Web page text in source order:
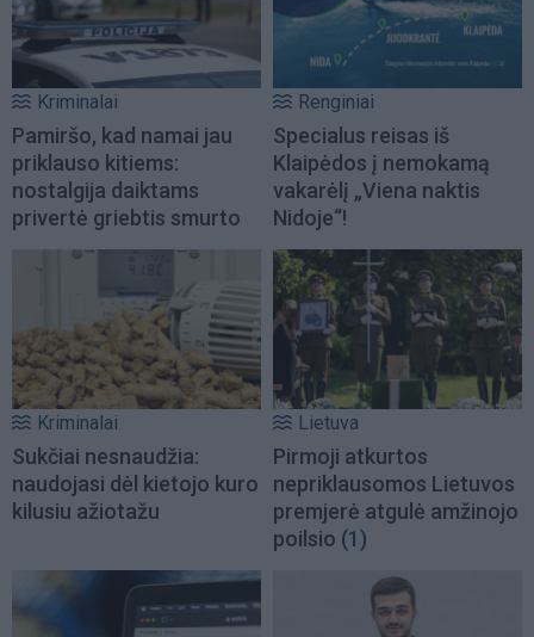
Kriminalai
Pamiršo, kad namai jau
priklauso kitiems:
nostalgija daiktams
privertė griebtis smurto
Renginiai
Specialus reisas iš
Klaipėdos į nemokamą
vakarėlį „Viena naktis
Nidoje“!
Kriminalai
Sukčiai nesnaudžia:
naudojasi dėl kietojo kuro
kilusiu ažiotažu
Lietuva
Pirmoji atkurtos
nepriklausomos Lietuvos
premjerė atgulė amžinojo
poilsio (1)